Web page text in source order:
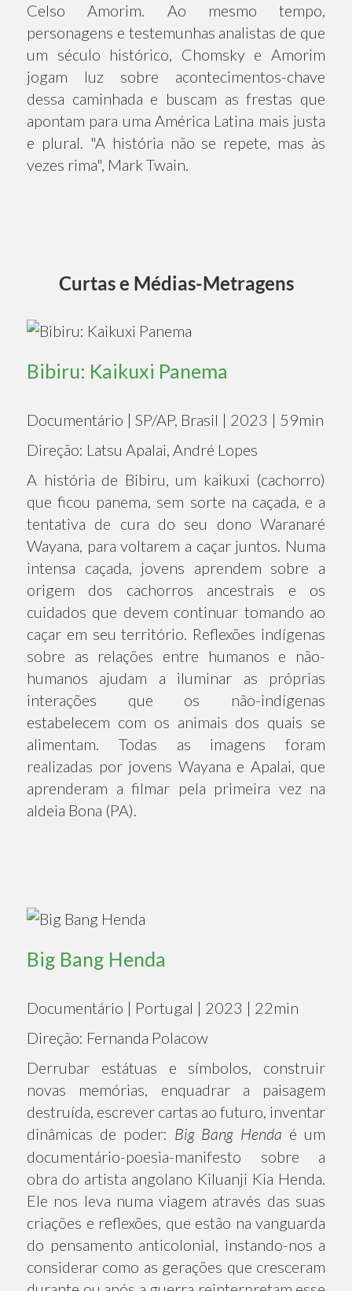
Celso Amorim. Ao mesmo tempo,
personagens e testemunhas analistas de que
um século histórico, Chomsky e Amorim
jogam luz sobre acontecimentos-chave
dessa caminhada e buscam as frestas que
apontam para uma América Latina mais justa
e plural. "A história não se repete, mas às
vezes rima", Mark Twain.
Curtas e Médias-Metragens
Bibiru: Kaikuxi Panema
Documentário | SP/AP, Brasil | 2023 | 59min
Direção: Latsu Apalai, André Lopes
A história de Bibiru, um kaikuxi (cachorro)
que ficou panema, sem sorte na caçada, e a
tentativa de cura do seu dono Waranaré
Wayana, para voltarem a caçar juntos. Numa
intensa caçada, jovens aprendem sobre a
origem dos cachorros ancestrais e os
cuidados que devem continuar tomando ao
caçar em seu território. Reflexões indígenas
sobre as relações entre humanos e não-
humanos ajudam a iluminar as próprias
interações que os não-indígenas
estabelecem com os animais dos quais se
alimentam. Todas as imagens foram
realizadas por jovens Wayana e Apalai, que
aprenderam a filmar pela primeira vez na
aldeia Bona (PA).
Big Bang Henda
Documentário | Portugal | 2023 | 22min
Direção: Fernanda Polacow
Derrubar estátuas e símbolos, construir
novas memórias, enquadrar a paisagem
destruída, escrever cartas ao futuro, inventar
dinâmicas de poder: Big Bang Henda é um
documentário-poesia-manifesto sobre a
obra do artista angolano Kiluanji Kia Henda.
Ele nos leva numa viagem através das suas
criações e reflexões, que estão na vanguarda
do pensamento anticolonial, instando-nos a
considerar como as gerações que cresceram